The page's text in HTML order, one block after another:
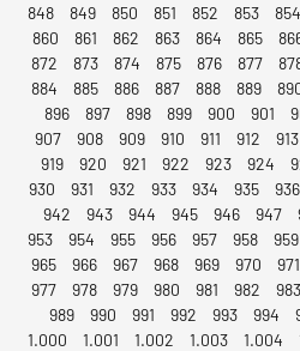
848
849 850 851 852 853 854
860
861 862 863 864 865
872
873 874 875 876 877
884
885 886 887 888 889
896
897 898 899 900 901
907
908 909 910 911 912 913
919
920 921 922 923 924
930
931 932 933 934 935 936
942
943 944 945 946 947
953
954 955 956 957 958 959
965
966 967 968 969 970 971
977
978 979 980 981 982 983
989
990 991 992 993 994
1.000
1.001 1.002 1.003 1.004